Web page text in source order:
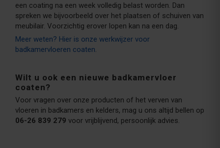
een coating na een week volledig belast worden. Dan
spreken we bijvoorbeeld over het plaatsen of schuiven van
meubilair. Voorzichtig erover lopen kan na een dag.
Meer weten? Hier is onze werkwijzer voor
badkamervloeren coaten.
Wilt u ook een nieuwe badkamervloer
coaten?
Voor vragen over onze producten of het verven van
vloeren in badkamers en kelders, mag u ons altijd bellen op
06-26 839 279 voor vrijblijvend, persoonlijk advies.